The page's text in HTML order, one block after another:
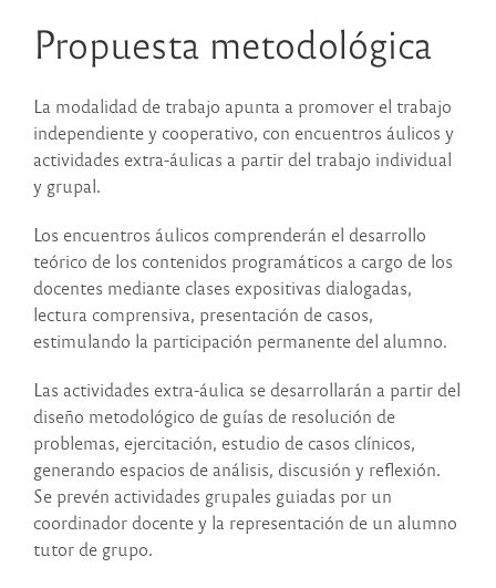
Propuesta metodológica
La modalidad de trabajo apunta a promover el trabajo
independiente y cooperativo, con encuentros áulicos y
actividades extra-áulicas a partir del trabajo individual
y grupal.
Los encuentros áulicos comprenderán el desarrollo
teórico de los contenidos programáticos a cargo de los
docentes mediante clases expositivas dialogadas,
lectura comprensiva, presentación de casos,
estimulando la participación permanente del alumno.
Las actividades extra-áulica se desarrollarán a partir del
diseño metodológico de guías de resolución de
problemas, ejercitación, estudio de casos clínicos,
generando espacios de análisis, discusión y reflexión.
Se prevén actividades grupales guiadas por un
coordinador docente y la representación de un alumno
tutor de grupo.